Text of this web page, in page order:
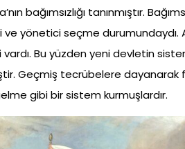
bağımsızlığı tanınmıştır.
ve yönetici seçme durumundaydı.
Bu yüzden yeni devletin
Geçmiş tecrübelere dayanarak
gibi bir sistem kurmuşlardır.